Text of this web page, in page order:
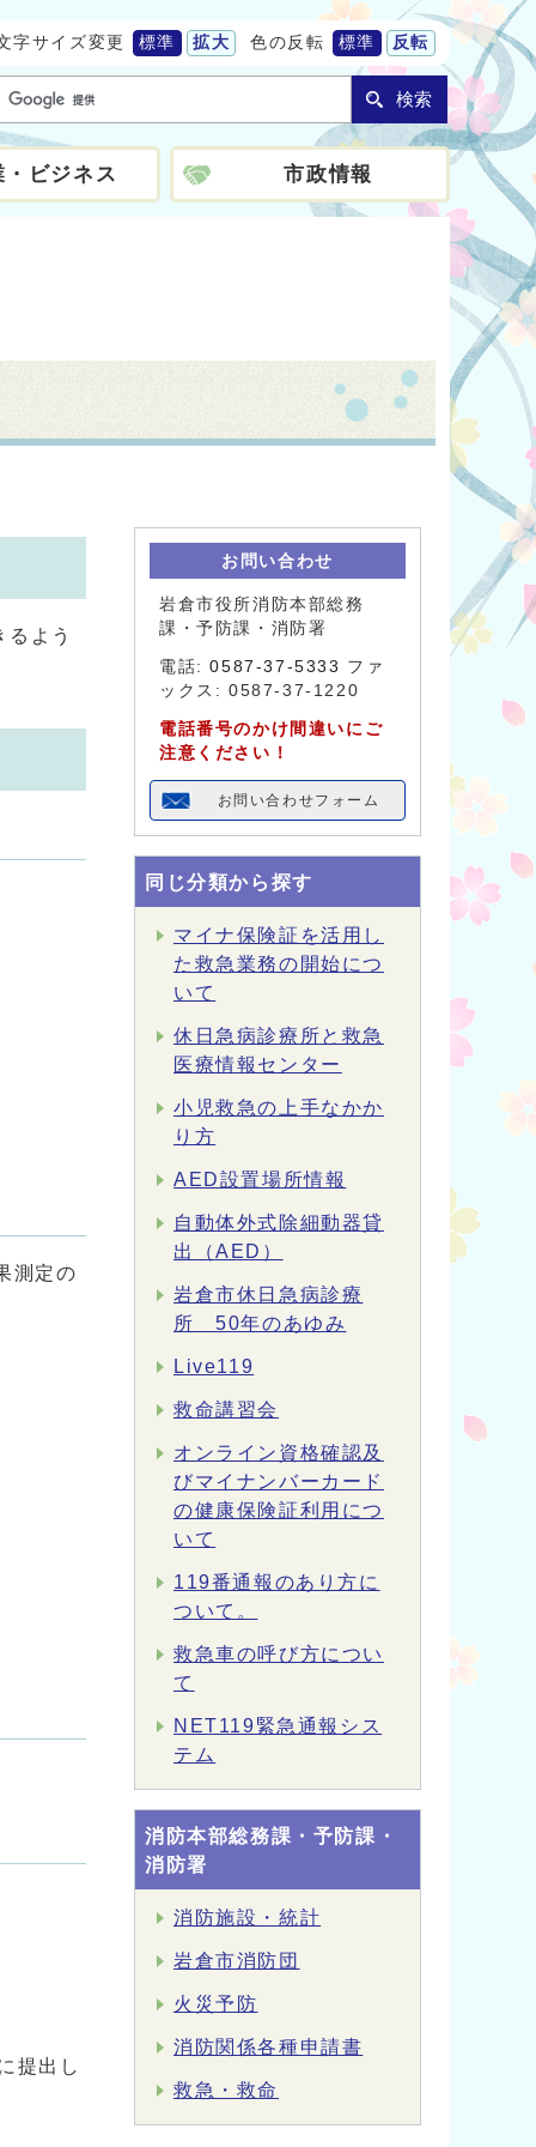
字サイズ変更 標準 拡大 色の反転 標準 反転
検索
・ビジネス 市政情報
よう
測定の
提出し
お問い合わせ
岩倉市役所消防本部総務
課・予防課・消防署
電話:0587-37-5333 ファ
ックス: 0587-37-1220
電話番号のかけ間違いにご
注意ください！
お問い合わせフォーム
同じ分類から探す
マイナ保険証を活用し
た救急業務の開始につ
いて
休日急病診療所と救急
医療情報センター
小児救急の上手なかか
り方
AED設置場所情報
自動体外式除細動器貸
出（AED）
岩倉市休日急病診療
所 50年のあゆみ
Live119
救命講習会
オンライン資格確認及
びマイナンバーカード
の健康保険証利用につ
いて
119番通報のあり方に
ついて。
救急車の呼び方につい
て
NET119緊急通報シス
テム
消防本部総務課・予防課・
消防署
消防施設・統計
岩倉市消防団
火災予防
消防関係各種申請書
救急・救命